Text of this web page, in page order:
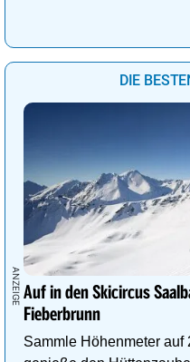
DIE
Auf in den Skicircus
Fieberbrunn
Sammle Höhenmeter auf